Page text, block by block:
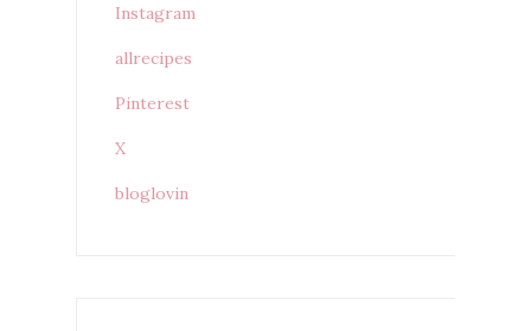
Instagram
allrecipes
Pinterest
X
bloglovin